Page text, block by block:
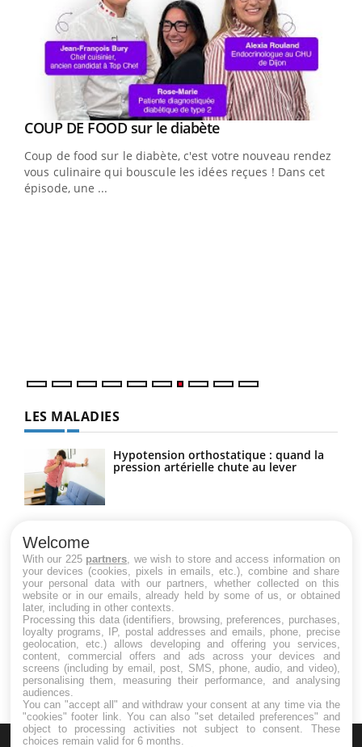
Youtube
COUP DE FOOD sur le diabèteYoutube
Coup de food sur le diabète, c'est votre nouveau rendez-
vous culinaire qui bouscule les idées reçues ! Dans cet
épisode, une ...
LES MALADIES
Hypotension orthostatique : quand la
pression artérielle chute au lever
Maladie de Charcot (Sclérose latérale
amyotrophique)
Welcome
With our 225 partners , we wish to store and access information on
your devices (cookies, pixels in emails, etc.), combine and share
your personal data with our partners, whether collected on this
website or in our emails, already held by some of us, or obtained
later, including in other contexts.
Processing this data (identifiers, browsing, preferences, purchases,
loyalty programs, IP, postal addresses and emails, phone, precise
geolocation, etc.) allows developing and offering you services,
content, commercial offers and ads across your devices and
screens (including by email, post, SMS, phone, audio, and video),
personalising them, measuring their performance, and analysing
audiences.
You can "accept all" and withdraw your consent at any time via the
"cookies" footer link . You can also "set detailed preferences" and
object to processing activities not subject to consent. These
choices remain valid for 6 months.